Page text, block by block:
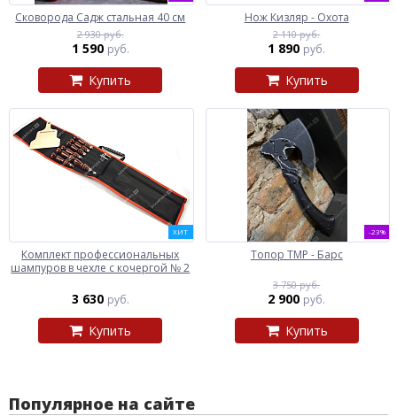
Сковорода Садж стальная 40 см
2 930 руб.
1 590 руб.
Купить
Нож Кизляр - Охота
2 110 руб.
1 890 руб.
Купить
ХИТ
Комплект профессиональных
шампуров в чехле с кочергой № 2
3 630 руб.
Купить
-23%
Топор ТМР - Барс
3 750 руб.
2 900 руб.
Купить
Популярное на сайте